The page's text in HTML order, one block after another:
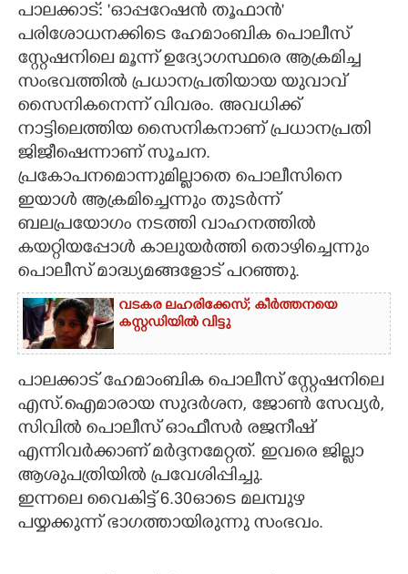
ZOOM
CONTACT US
​​​​​പാലക്കാട്: 'ഓപ്പറേഷൻ തൂഫാൻ'
പരിശോധനക്കിടെ ഹേമാംബിക പൊലീസ്
സ്റ്റേഷനിലെ മൂന്ന് ഉദ്യോഗസ്ഥരെ ആക്രമിച്ച
സംഭവത്തിൽ പ്രധാനപ്രതിയായ യുവാവ്
സൈനികനെന്ന് വിവരം. അവധിക്ക്
നാട്ടിലെത്തിയ സൈനികനാണ് പ്രധാനപ്രതി
ജിജീഷെന്നാണ് സൂചന.
പ്രകോപനമൊന്നുമില്ലാതെ പൊലീസിനെ
ഇയാൾ ആക്രമിച്ചെന്നും തുടർന്ന്
ബലപ്രയോഗം നടത്തി വാഹനത്തിൽ
കയറ്റിയപ്പോൾ കാലുയർത്തി തൊഴിച്ചെന്നും
പൊലീസ് മാദ്ധ്യമങ്ങളോട് പറഞ്ഞു.
വടകര ലഹരിക്കേസ്; കീർത്തനയെ
കസ്റ്റഡിയിൽ വിട്ടു
പാലക്കാട് ഹേമാംബിക പൊലീസ് സ്റ്റേഷനിലെ
എസ്.ഐമാരായ സുദർശന, ജോൺ സേവ്യർ,
സിവിൽ പൊലീസ് ഓഫീസർ രജനീഷ്
എന്നിവർക്കാണ് മർദ്ദനമേറ്റത്. ഇവരെ ജില്ലാ
ആശുപത്രിയിൽ പ്രവേശിപ്പിച്ചു.
ഇന്നലെ വൈകിട്ട് 6.30ഓടെ മലമ്പുഴ
പയ്യക്കുന്ന് ഭാഗത്തായിരുന്നു സംഭവം.